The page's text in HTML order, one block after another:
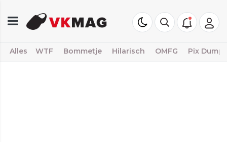
Alles WTF Bommetje Hilarisch OMFG Pix Dump